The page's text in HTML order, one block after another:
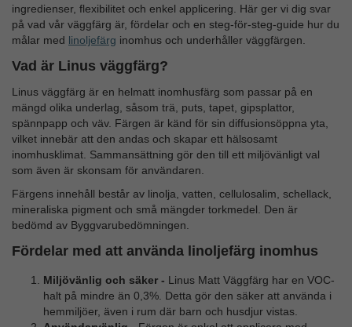
ingredienser, flexibilitet och enkel applicering. Här ger vi dig svar
på vad vår väggfärg är, fördelar och en steg-för-steg-guide hur du
målar med linoljefärg inomhus och underhåller väggfärgen.
Vad är Linus väggfärg?
Linus väggfärg är en helmatt inomhusfärg som passar på en
mängd olika underlag, såsom trä, puts, tapet, gipsplattor,
spännpapp och väv. Färgen är känd för sin diffusionsöppna yta,
vilket innebär att den andas och skapar ett hälsosamt
inomhusklimat. Sammansättning gör den till ett miljövänligt val
som även är skonsam för användaren.
Färgens innehåll består av linolja, vatten, cellulosalim, schellack,
mineraliska pigment och små mängder torkmedel. Den är
bedömd av Byggvarubedömningen.
Fördelar med att använda linoljefärg inomhus
Miljövänlig och säker - Linus Matt Väggfärg har en VOC-
halt på mindre än 0,3%. Detta gör den säker att använda i
hemmiljöer, även i rum där barn och husdjur vistas.